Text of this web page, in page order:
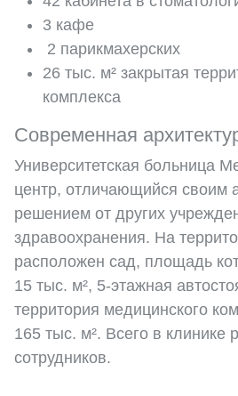
3 кафе
2 парикмахерских
26 тыс. м² закрытая
комплекса
Современная
Университетская больница
центр, отличающийся своим
решением от других
здравоохранения. На
расположен сад, площадь
15 тыс. м², 5-этажная
территория медицинского
165 тыс. м². Всего в клинике
сотрудников.